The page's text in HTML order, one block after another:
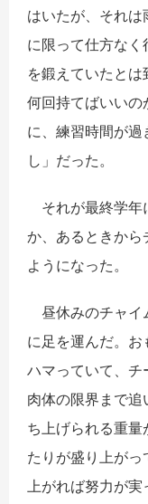
はいたが、それは
に限って仕方な
を鍛えていたと
何回持てばいい
に、練習時間が
し」だった。
それが最終学年
か、あるときから
ようになった。
昼休みのチャイ
に足を運んだ。
ハマっていて、チ
肉体の限界まで
ち上げられる重
たりが盛り上が
上がれば努力が